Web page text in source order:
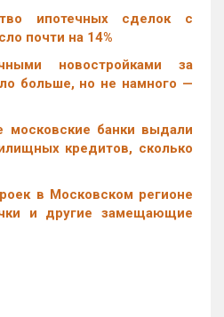
ипотечных сделок с
почти на 14%
новостройками за
больше, но не намного —
московские банки выдали
кредитов, сколько
в Московском регионе
и другие замещающие